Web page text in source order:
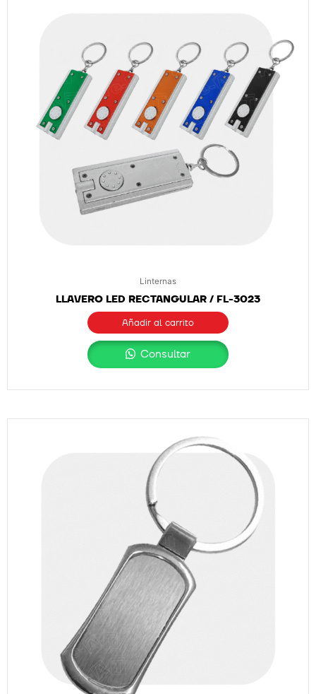
Linternas
LLAVERO LED RECTANGULAR / FL-3023
Añadir al carrito
Consultar